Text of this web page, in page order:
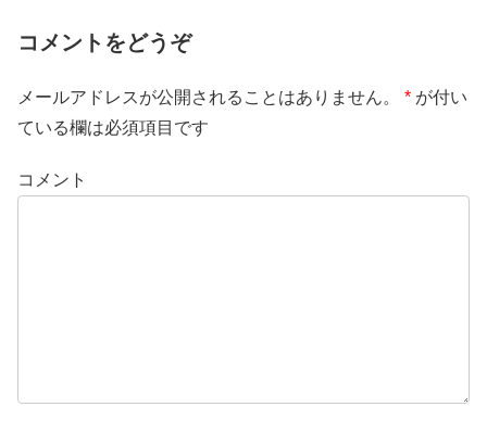
コメントをどうぞ
メールアドレスが公開されることはありません。 * が付い
ている欄は必須項目です
コメント